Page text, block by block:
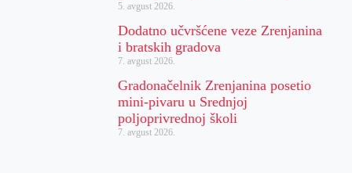
5. avgust 2026.
Dodatno učvršćene veze Zrenjanina
i bratskih gradova
7. avgust 2026.
Gradonačelnik Zrenjanina posetio
mini-pivaru u Srednjoj
poljoprivrednoj školi
7. avgust 2026.